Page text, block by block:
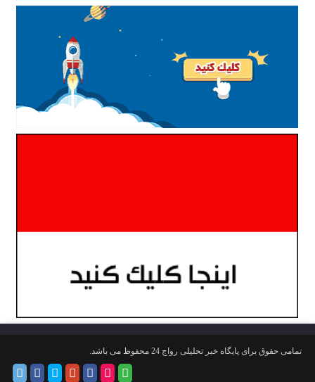
تمامی حقوق برای پایگاه خبر تحلیلی رواج 24 محفوظ می باشد.